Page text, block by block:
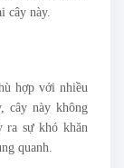
cây này.
hợp với nhiều
cây này không
ra sự khó khăn
quanh.